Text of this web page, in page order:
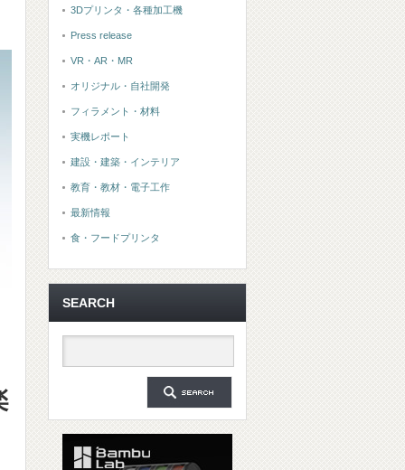
3Dプリンタ・各種加工機
Press release
VR・AR・MR
オリジナル・自社開発
フィラメント・材料
実機レポート
建設・建築・インテリア
教育・教材・電子工作
最新情報
食・フードプリンタ
SEARCH